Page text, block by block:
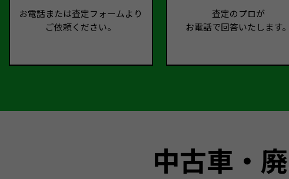
お電話または査定フォームより
ご依頼ください。
査定のプロが
お電話で回答いたします。
中古車・